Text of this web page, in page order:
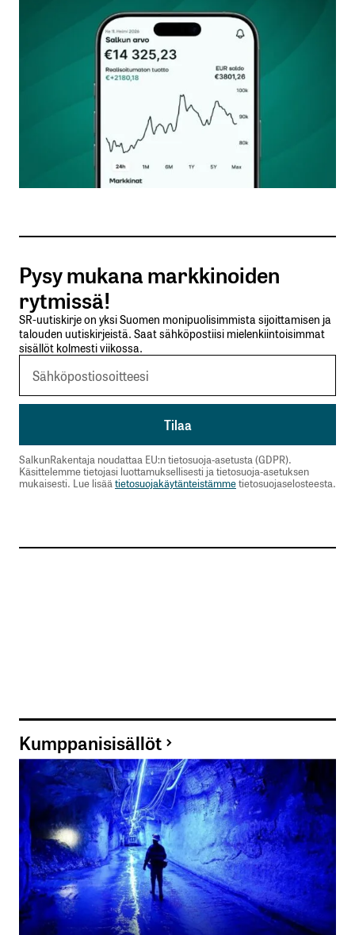
Kommentti*
Nimesi tai nimimerkkisi
Sähköpostiosoitteesi
Tilaa SalkunRakentajan uutiskirje
Lähetä kommentti
Pysy mukana markkinoiden
rytmissä!
SR-uutiskirje on yksi Suomen monipuolisimmista sijoittamisen ja
talouden uutiskirjeistä. Saat sähköpostiisi mielenkiintoisimmat
sisällöt kolmesti viikossa.
SalkunRakentaja noudattaa EU:n tietosuoja-asetusta (GDPR).
Käsittelemme tietojasi luottamuksellisesti ja tietosuoja-asetuksen
mukaisesti. Lue lisää tietosuojakäytänteistämmetietosuojaselosteesta.
Kumppanisisällöt